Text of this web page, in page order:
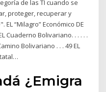
de las TI cuando se
proteger, recuperar y
“Milagro” Económico DE
Cuaderno Bolivariano. . . . . .
Bolivariano . . . 49 EL
¿Emigra